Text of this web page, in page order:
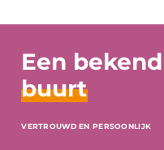
Een
buurt
VERTROUWD EN PERSOONLIJK